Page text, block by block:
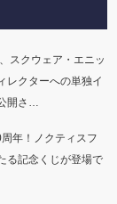
スクウェア・エニッ
レクターへの単独イ
開さ…
周年！ノクティスフ
る記念くじが登場で